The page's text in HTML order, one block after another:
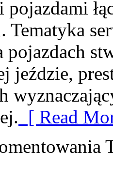
Tematyka
pojazdach
jeździe,
[ Read